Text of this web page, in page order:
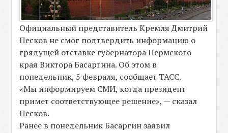
Официальный представитель Кремля Дмитрий
Песков не смог подтвердить информацию о
грядущей отставке губернатора Пермского
края Виктора Басаргина. Об этом в
понедельник, 5 февраля, сообщает ТАСС.
«Мы информируем СМИ, когда президент
примет соответствующее решение», — сказал
Песков.
Ранее в понедельник Басаргин заявил